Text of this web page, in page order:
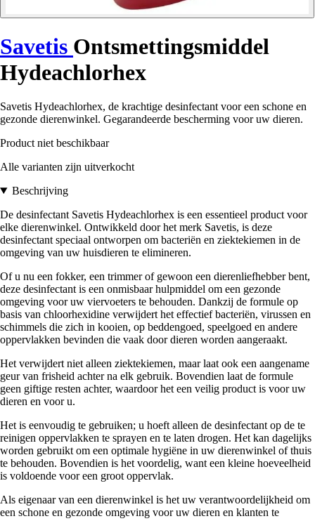
Savetis Ontsmettingsmiddel
Hydeachlorhex
Savetis Hydeachlorhex, de krachtige desinfectant voor een schone en
gezonde dierenwinkel. Gegarandeerde bescherming voor uw dieren.
Product niet beschikbaar
Alle varianten zijn uitverkocht
Beschrijving
De desinfectant Savetis Hydeachlorhex is een essentieel product voor
elke dierenwinkel. Ontwikkeld door het merk Savetis, is deze
desinfectant speciaal ontworpen om bacteriën en ziektekiemen in de
omgeving van uw huisdieren te elimineren.
Of u nu een fokker, een trimmer of gewoon een dierenliefhebber bent,
deze desinfectant is een onmisbaar hulpmiddel om een gezonde
omgeving voor uw viervoeters te behouden. Dankzij de formule op
basis van chloorhexidine verwijdert het effectief bacteriën, virussen en
schimmels die zich in kooien, op beddengoed, speelgoed en andere
oppervlakken bevinden die vaak door dieren worden aangeraakt.
Het verwijdert niet alleen ziektekiemen, maar laat ook een aangename
geur van frisheid achter na elk gebruik. Bovendien laat de formule
geen giftige resten achter, waardoor het een veilig product is voor uw
dieren en voor u.
Het is eenvoudig te gebruiken; u hoeft alleen de desinfectant op de te
reinigen oppervlakken te sprayen en te laten drogen. Het kan dagelijks
worden gebruikt om een optimale hygiëne in uw dierenwinkel of thuis
te behouden. Bovendien is het voordelig, want een kleine hoeveelheid
is voldoende voor een groot oppervlak.
Als eigenaar van een dierenwinkel is het uw verantwoordelijkheid om
een schone en gezonde omgeving voor uw dieren en klanten te